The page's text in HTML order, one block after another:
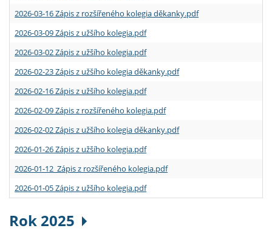
2026-03-16 Zápis z rozšířeného kolegia děkanky.pdf
2026-03-09 Zápis z užšího kolegia.pdf
2026-03-02 Zápis z užšího kolegia.pdf
2026-02-23 Zápis z užšího kolegia děkanky.pdf
2026-02-16 Zápis z užšího kolegia.pdf
2026-02-09 Zápis z rozšířeného kolegia.pdf
2026-02-02 Zápis z užšího kolegia děkanky.pdf
2026-01-26 Zápis z užšího kolegia.pdf
2026-01-12 Zápis z rozšířeného kolegia.pdf
2026-01-05 Zápis z užšího kolegia.pdf
Rok 2025